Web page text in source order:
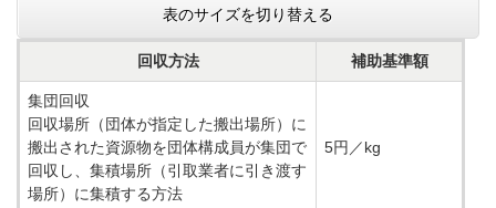
表のサイズを切り替える
回収方法 補助基準額
集団回収
回収場所（団体が指定した搬出場所）に
搬出された資源物を団体構成員が集団で
回収し、集積場所（引取業者に引き渡す
場所）に集積する方法
5円／kg